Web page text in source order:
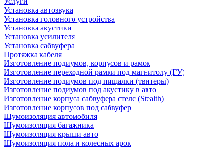
Установка автозвука
Установка головного устройства
Установка акустики
Установка усилителя
Установка сабвуфера
Протяжка кабеля
Изготовление подиумов, корпусов и рамок
Изготовление переходной рамки под магнитолу (ГУ)
Изготовление подиумов под пищалки (твитеры)
Изготовление подиумов под акустику в авто
Изготовление корпуса сабвуфера стелс (Stealth)
Изготовление корпусов под сабвуфер
Шумоизоляция автомобиля
Шумоизоляция багажника
Шумоизоляция крыши авто
Шумоизоляция пола и колесных арок